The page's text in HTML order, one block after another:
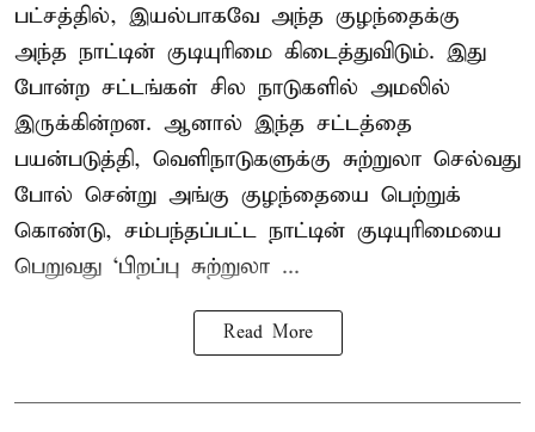
பட்சத்தில், இயல்பாகவே அந்த குழந்தைக்கு
அந்த நாட்டின் குடியுரிமை கிடைத்துவிடும். இது
போன்ற சட்டங்கள் சில நாடுகளில் அமலில்
இருக்கின்றன. ஆனால் இந்த சட்டத்தை
பயன்படுத்தி, வெளிநாடுகளுக்கு சுற்றுலா செல்வது
போல் சென்று அங்கு குழந்தையை பெற்றுக்
கொண்டு, சம்பந்தப்பட்ட நாட்டின் குடியுரிமையை
பெறுவது ‘பிறப்பு சுற்றுலா ...
Read More